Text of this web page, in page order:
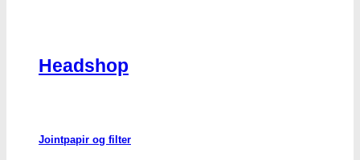
Headshop
Jointpapir og filter